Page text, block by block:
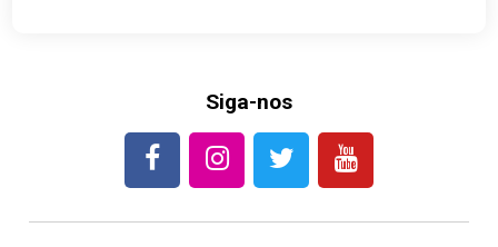
Siga-nos